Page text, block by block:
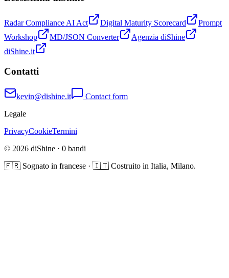
Radar Compliance AI Act Digital Maturity Scorecard
Prompt
Workshop
MD/JSON Converter
Agenzia diShine
diShine.it
Contatti
kevin@dishine.it
Contact form
Legale
PrivacyCookieTermini
© 2026 diShine · 0 bandi
🇫🇷 Sognato in francese · 🇮🇹 Costruito in Italia, Milano.